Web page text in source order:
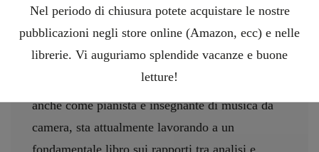
Juillard School of Music. I suoi scritti
costituiscono il più significativo contributo
contemporaneo all’ampliamento della
prospettiva schenkeriana. Molto apprezzato
anche come pianista e insegnante di musica da
camera, sta attualmente lavorando a un
Nel periodo di chiusura potete acquistare le nostre
pubblicazioni negli store online (Amazon, ecc) e nelle
librerie. Vi auguriamo splendide vacanze e buone
letture!